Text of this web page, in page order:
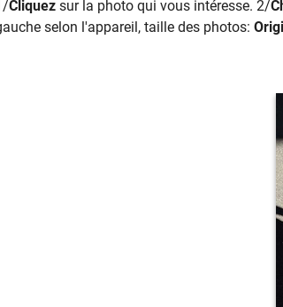
Cliquez sur la photo qui vous intéresse. 2/
selon l'appareil, taille des photos: